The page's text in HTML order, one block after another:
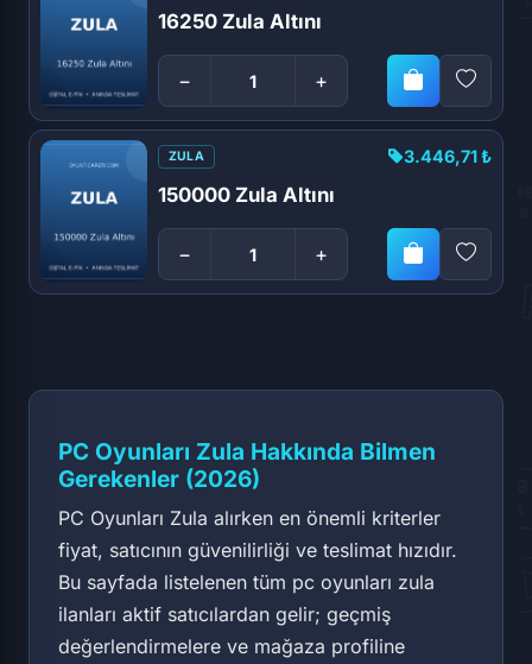
16250 Zula Altını
− +
ZULA
150000 Zula Altını
− +
3.446,71 ₺
PC Oyunları Zula Hakkında Bilmen
Gerekenler (2026)
PC Oyunları Zula alırken en önemli kriterler
fiyat, satıcının güvenilirliği ve teslimat hızıdır.
Bu sayfada listelenen tüm pc oyunları zula
ilanları aktif satıcılardan gelir; geçmiş
değerlendirmelere ve mağaza profiline